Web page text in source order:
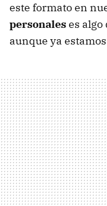
este formato en
personaleses algo
aunque ya